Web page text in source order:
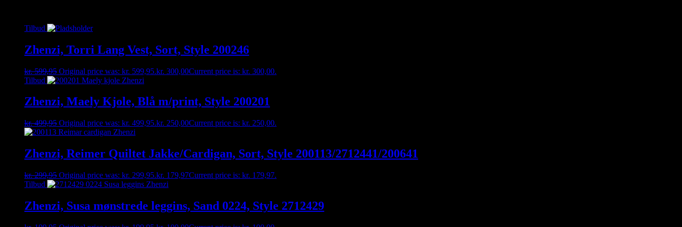
Tilbud
Zhenzi, Torri Lang Vest, Sort, Style 200246
kr.599,95 Original price was: kr. 599,95.kr. 300,00Current price is: kr. 300,00.
Tilbud
Zhenzi, Maely Kjole, Blå m/print, Style 200201
kr.499,95 Original price was: kr. 499,95.kr. 250,00Current price is: kr. 250,00.
Zhenzi, Reimer Quiltet Jakke/Cardigan, Sort, Style 200113/2712441/200641
kr.299,95 Original price was: kr. 299,95.kr. 179,97Current price is: kr. 179,97.
Tilbud
Zhenzi, Susa mønstrede leggins, Sand 0224, Style 2712429